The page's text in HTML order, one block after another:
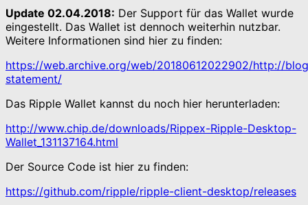
Update 02.04.2018: Der Support für das Wallet wurde
eingestellt. Das Wallet ist dennoch weiterhin nutzbar.
Weitere Informationen sind hier zu finden:
https://web.archive.org/web/20180612022902/http://
statement/
Das Ripple Wallet kannst du noch hier herunterladen:
http://www.chip.de/downloads/Rippex-Ripple-Desktop-
Wallet_131137164.html
Der Source Code ist hier zu finden:
https://github.com/ripple/ripple-client-desktop/releases